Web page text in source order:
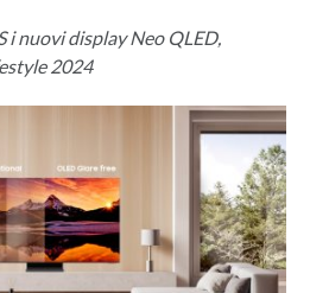
i nuovi display Neo QLED,
2024